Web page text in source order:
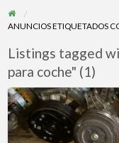
ANUNCIOS ETIQUETADOS
Listings tagged
para coche" (1)
COMPRESORES
AIRE
ACONDICIONADO